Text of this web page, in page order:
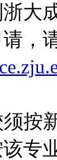
大
，
按
专